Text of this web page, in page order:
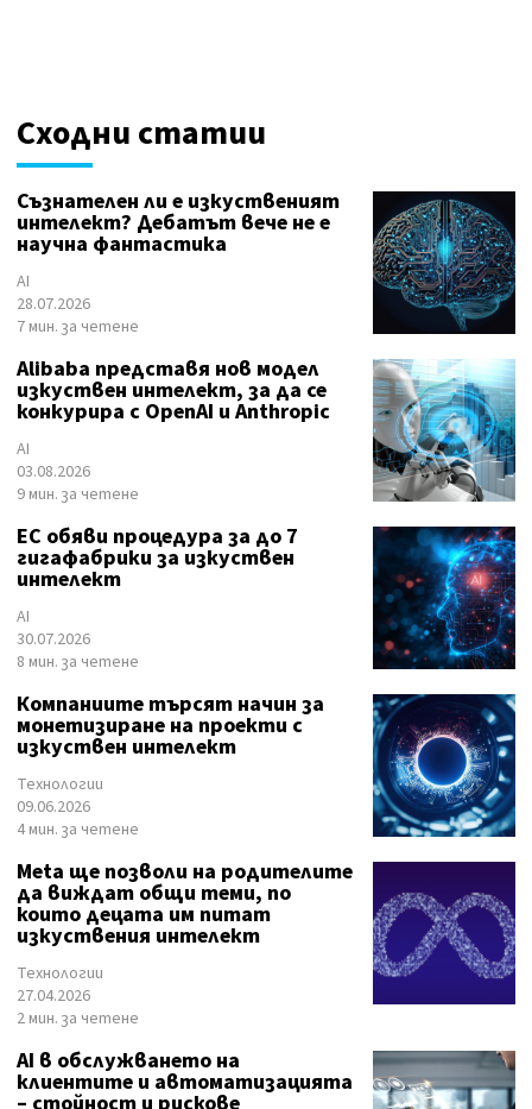
Сходни статии
Съзнателен ли е изкуственият
интелект? Дебатът вече не е
научна фантастика
AI
28.07.2026
7 мин. за четене
Alibaba представя нов модел
изкуствен интелект, за да се
конкурира с OpenAI и Anthropic
AI
03.08.2026
9 мин. за четене
ЕС обяви процедура за до 7
гигафабрики за изкуствен
интелект
AI
30.07.2026
8 мин. за четене
Компаниите търсят начин за
монетизиране на проекти с
изкуствен интелект
Технологии
09.06.2026
4 мин. за четене
Meta ще позволи на родителите
да виждат общи теми, по
които децата им питат
изкуствения интелект
Технологии
27.04.2026
2 мин. за четене
AI в обслужването на
клиентите и автоматизацията